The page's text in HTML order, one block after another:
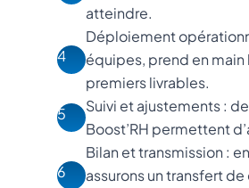
atteindre.
4
Déploiement
équipes, prend en
premiers livrables.
5
Suivi et ajustements :
Boost’RH permettent
6
Bilan et transmission :
assurons un transfert